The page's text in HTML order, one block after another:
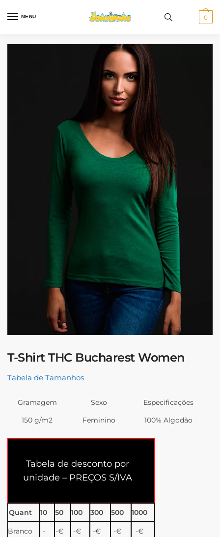
MENU 0
T-Shirt THC Bucharest Women
Tabela de Tamanhos
Gramagem Sexo
Especificações
150 g/m2
Feminino 100% Algodão
Tabela de desconto por
unidade – PREÇOS S/IVA
Quant 10 50 100 300 500 1000
Branco
-
-€ -€ -€ -€ -€